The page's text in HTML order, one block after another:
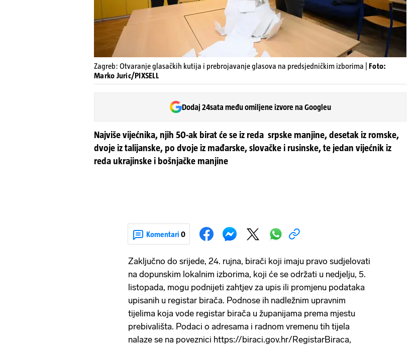
Zagreb: Otvaranje glasačkih kutija i prebrojavanje glasova na predsjedničkim izborima | Foto:
Marko Juric/PIXSELL
Dodaj 24sata među omiljene izvore na Googleu
Najviše vijećnika, njih 50-ak birat će se iz reda srpske manjine, desetak iz romske,
dvoje iz talijanske, po dvoje iz mađarske, slovačke i rusinske, te jedan vijećnik iz
reda ukrajinske i bošnjačke manjine
Komentari 0
Zaključno do srijede, 24. rujna, birači koji imaju pravo sudjelovati
na dopunskim lokalnim izborima, koji će se održati u nedjelju, 5.
listopada, mogu podnijeti zahtjev za upis ili promjenu podataka
upisanih u registar birača. Podnose ih nadležnim upravnim
tijelima koja vode registar birača u županijama prema mjestu
prebivališta. Podaci o adresama i radnom vremenu tih tijela
nalaze se na poveznici https://biraci.gov.hr/RegistarBiraca,